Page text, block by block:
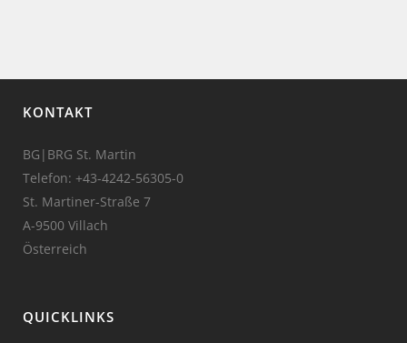
KONTAKT
BG|BRG St. Martin
Telefon: +43-4242-56305-0
St. Martiner-Straße 7
A-9500 Villach
Österreich
QUICKLINKS